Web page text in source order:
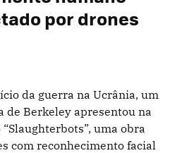
por drones
da guerra na Ucrânia, um
de Berkeley apresentou na
uma obra
com reconhecimento facial